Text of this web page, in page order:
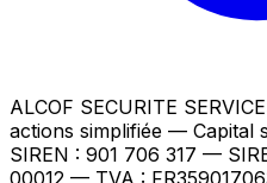
ALCOF SECURITE
actions simplifiée — Capital
SIREN : 901 706 317 —